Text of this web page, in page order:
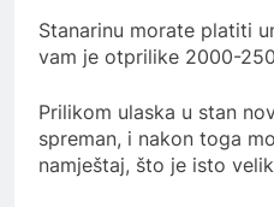
Stanarinu morate platiti
vam je otprilike 2000-
Prilikom ulaska u stan
spreman, i nakon toga
namještaj, što je isto